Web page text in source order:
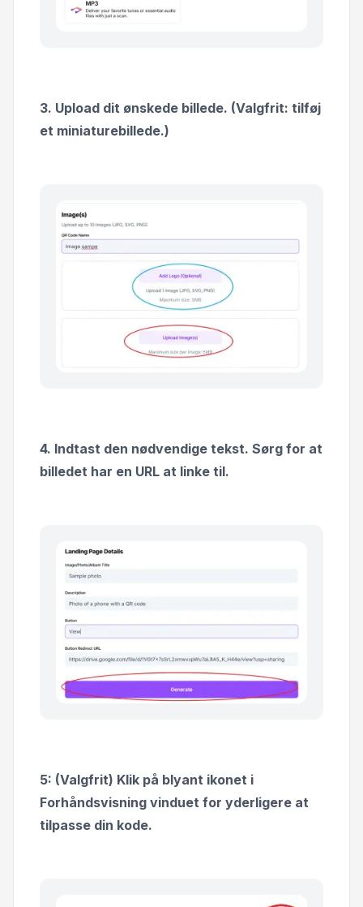
3. Upload dit ønskede billede. (Valgfrit: tilføj
et miniaturebillede.)
4. Indtast den nødvendige tekst. Sørg for at
billedet har en URL at linke til.
5: (Valgfrit) Klik på blyant ikonet i
Forhåndsvisning vinduet for yderligere at
tilpasse din kode.